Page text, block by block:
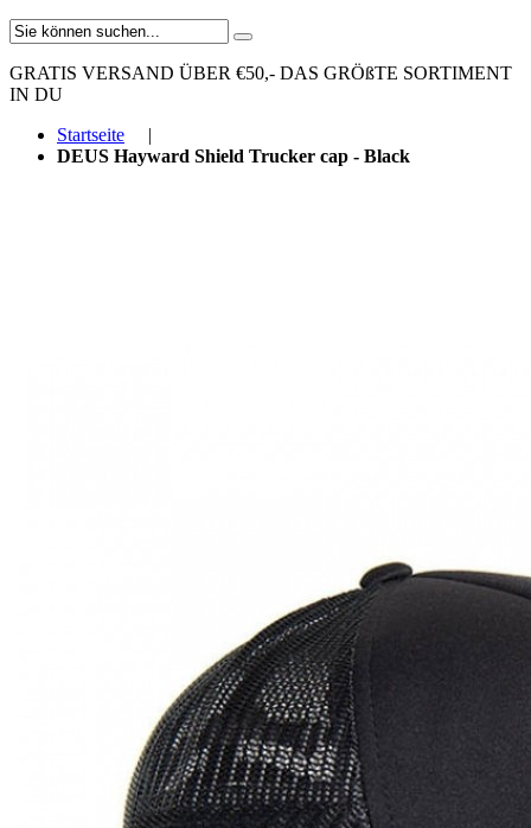
GRATIS VERSAND ÜBER €50,- DAS GRÖßTE SORTIMENT
IN DU
Startseite
|
DEUS Hayward Shield Trucker cap - Black